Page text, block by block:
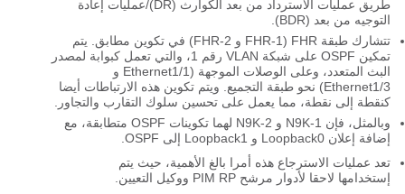
طريق عمليات الاسترداد من بعد الكوارث (DR)/عمليات إعادة
التوجيه من بعد (BDR).
تتشارك طبقة FHR (FHR-1 و FHR-2) في تكوين مطابق. يتم
تمكين OSPF على شبكة VLAN رقم 1، والتي تعمل كبوابة لمصدر
البث المتعدد، وعلى الوصلات الموجهة (Ethernet1/1 و
Ethernet1/3) نحو طبقة التجميع. ويتم تكوين هذه الارتباطات أيضا
كنقطة إلى نقطة، مما يعمل على تحسين سلوك التقارب والتجاور.
وبالمثل، فإن N9K-1 و N9K-2 لهما تكوينات OSPF متطابقة، مع
إضافة إعلان Loopback0 و Loopback1 إلى OSPF.
تعد عمليات الاسترجاع هذه أمرا بالغ الأهمية، حيث يتم
إستخدامها لاحقا لأدوار مرشح PIM RP ووكيل التعيين.